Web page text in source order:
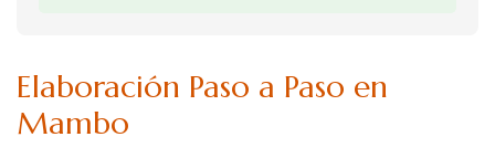
Elaboración Paso a Paso en
Mambo